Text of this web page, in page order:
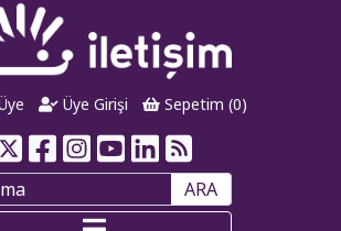
Üye Girişi Sepetim (0)
ARA